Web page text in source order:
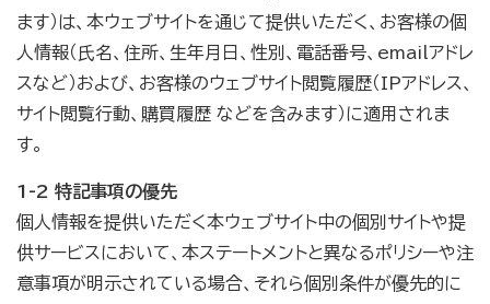
ます）は、本ウェブサイトを通じて提供いただく、お客様の個
人情報（氏名、住所、生年月日、性別、電話番号、emailアドレ
スなど）および、お客様のウェブサイト閲覧履歴（IPアドレス、
サイト閲覧行動、購買履歴 などを含みます）に適用されま
す。
1-2 特記事項の優先
個人情報を提供いただく本ウェブサイト中の個別サイトや提
供サービスにおいて、本ステートメントと異なるポリシーや注
意事項が明示されている場合、それら個別条件が優先的に